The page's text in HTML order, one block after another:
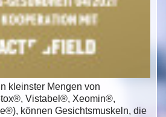
kleinster Mengen von
Vistabel®, Xeomin®,
können Gesichtsmuskeln, die